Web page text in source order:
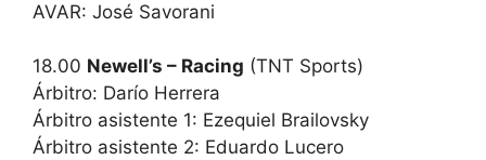
AVAR: José Savorani
18.00 Newell’s – Racing (TNT Sports)
Árbitro: Darío Herrera
Árbitro asistente 1: Ezequiel Brailovsky
Árbitro asistente 2: Eduardo Lucero